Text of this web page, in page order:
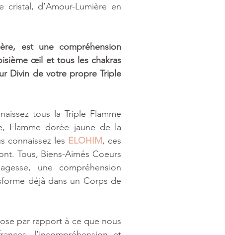
d’Amour-Lumière en
est une compréhension
œil et tous les chakras
Divin de votre propre Triple
tous la Triple Flamme
Flamme dorée jaune de la
connaissez les ELOHIM, ces
Tous, Biens-Aimés Coeurs
une compréhension
déjà dans un Corps de
par rapport à ce que nous